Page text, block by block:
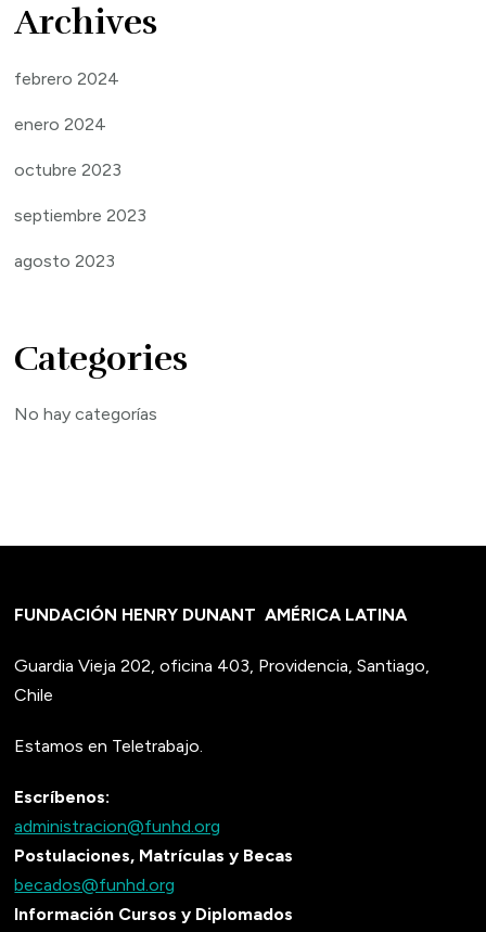
Archives
febrero 2024
enero 2024
octubre 2023
septiembre 2023
agosto 2023
Categories
No hay categorías
FUNDACIÓN HENRY DUNANTAMÉRICA LATINA
Guardia Vieja 202, oficina 403, Providencia, Santiago,
Chile
Estamos en Teletrabajo.
Escríbenos:
administracion@funhd.org
Postulaciones, Matrículas y Becas
becados@funhd.org
Información Cursos y Diplomados